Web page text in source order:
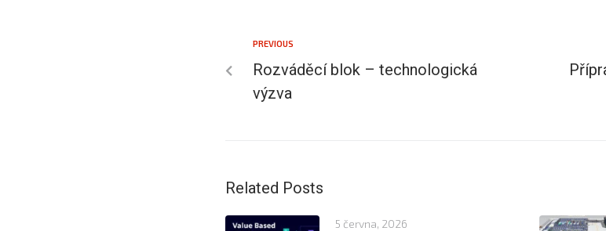
PREVIOUS
Rozváděcí blok – technologická
výzva
Related Posts
5 června, 2026